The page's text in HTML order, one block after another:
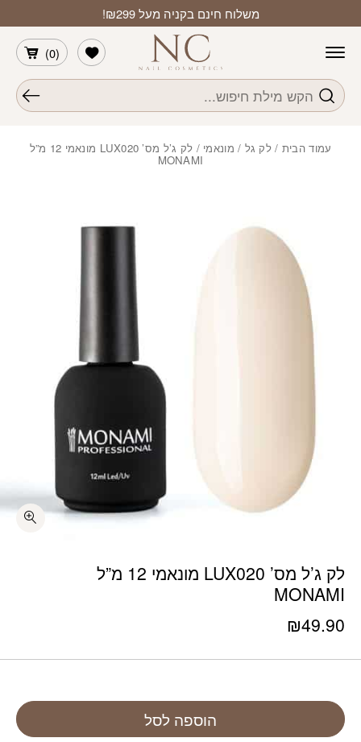
משלוח חינם בקניה מעל ₪299!
חיפוש
(
0
)
הרשימה שלי
עמוד הבית / לק גל / מונאמי / לק ג’ל מס’ LUX020 מונאמי 12 מ”ל
MONAMI
לק ג’ל מס’ LUX020 מונאמי 12 מ”ל
MONAMI
₪49.90
הוספה לסל